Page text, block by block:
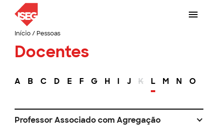
Início/ Pessoas
Docentes
A B C D E F G H I J K L M N O
Professor Associado com Agregação